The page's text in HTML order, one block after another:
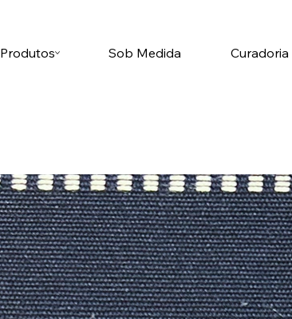
Produtos Sob Medida Curadoria